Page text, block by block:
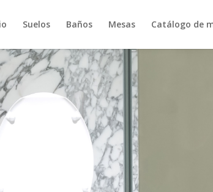
Suelos Baños Mesas Catálogo de